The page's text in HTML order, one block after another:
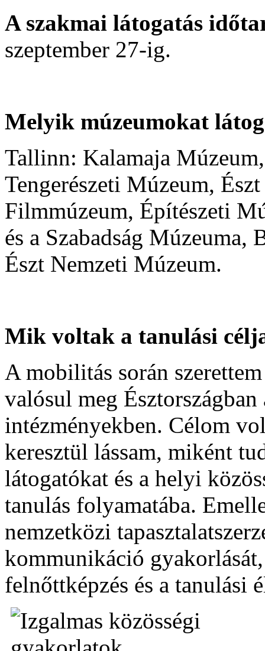
A szakmai látogatás
szeptember 27-ig.
Melyik múzeumokat
Tallinn: Kalamaja
Tengerészeti Múzeum,
Filmmúzeum, Építészeti
és a Szabadság Múzeuma,
Észt Nemzeti Múzeum.
Mik voltak a tanulási
A mobilitás során
valósul meg
intézményekben. Célom
keresztül lássam, miként
látogatókat és a helyi
tanulás folyamatába.
nemzetközi
kommunikáció
felnőttképzés és a tanulási